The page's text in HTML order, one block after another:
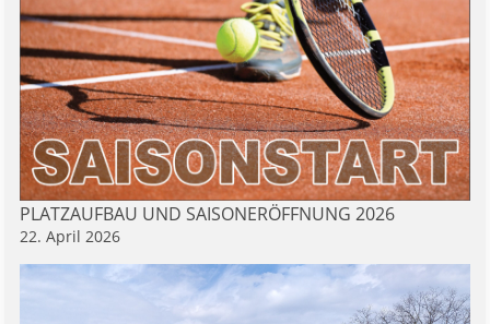
PLATZAUFBAU UND SAISONERÖFFNUNG 2026
22. April 2026